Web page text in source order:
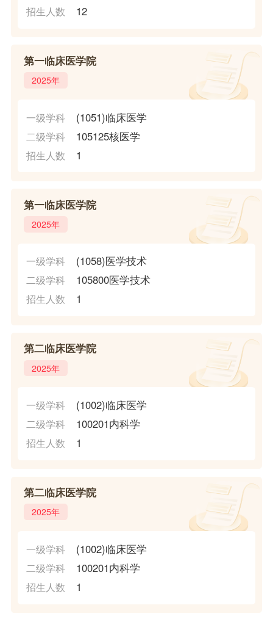
招生人数 12
第一临床医学院
2025年
一级学科 (1051)临床医学
二级学科 105125核医学
招生人数 1
第一临床医学院
2025年
一级学科 (1058)医学技术
二级学科 105800医学技术
招生人数 1
第二临床医学院
2025年
一级学科 (1002)临床医学
二级学科 100201内科学
招生人数 1
第二临床医学院
2025年
一级学科 (1002)临床医学
二级学科 100201内科学
招生人数 1